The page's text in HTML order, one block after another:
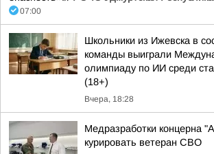
07:00
Школьники из Ижевска в
команды выиграли
олимпиаду по ИИ среди
(18+)
Вчера, 18:28
Медразработки концерна
курировать ветеран СВО